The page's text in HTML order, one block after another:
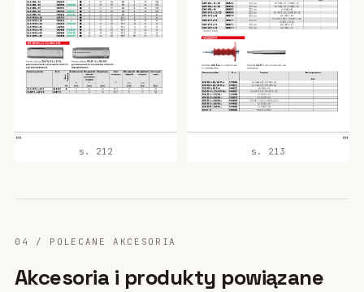
s. 212 s. 213
04 / POLECANE AKCESORIA
Akcesoria i produkty powiązane